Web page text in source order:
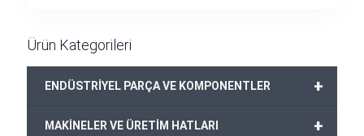
Ürün Kategorileri
+
ENDÜSTRİYEL PARÇA VE KOMPONENTLER
+
MAKİNELER VE ÜRETİM HATLARI